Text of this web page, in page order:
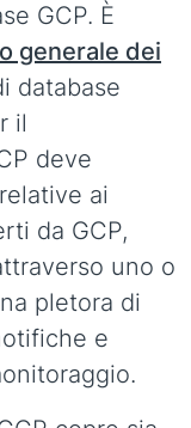
GCP. È
generale dei
database
il
deve
ai
da GCP,
uno o
pletora di
e